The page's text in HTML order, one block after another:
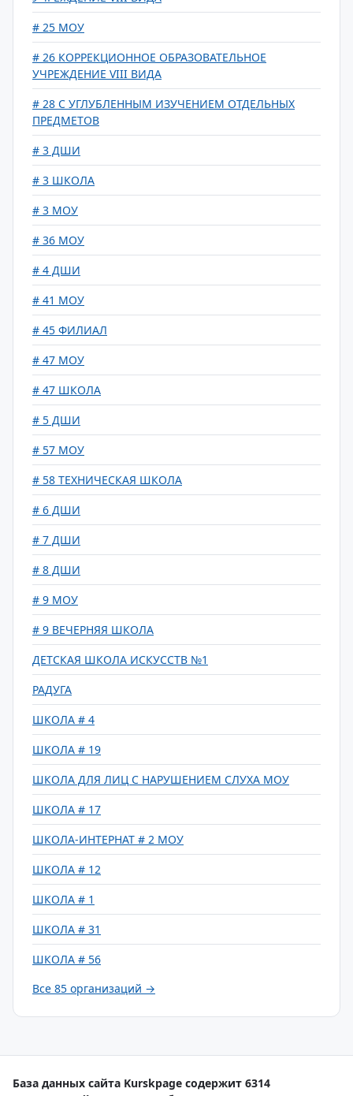
# 25 МОУ
# 26 КОРРЕКЦИОННОЕ ОБРАЗОВАТЕЛЬНОЕ
УЧРЕЖДЕНИЕ VIII ВИДА
# 28 С УГЛУБЛЕННЫМ ИЗУЧЕНИЕМ ОТДЕЛЬНЫХ
ПРЕДМЕТОВ
# 3 ДШИ
# 3 ШКОЛА
# 3 МОУ
# 36 МОУ
# 4 ДШИ
# 41 МОУ
# 45 ФИЛИАЛ
# 47 МОУ
# 47 ШКОЛА
# 5 ДШИ
# 57 МОУ
# 58 ТЕХНИЧЕСКАЯ ШКОЛА
# 6 ДШИ
# 7 ДШИ
# 8 ДШИ
# 9 МОУ
# 9 ВЕЧЕРНЯЯ ШКОЛА
ДЕТСКАЯ ШКОЛА ИСКУССТВ №1
РАДУГА
ШКОЛА # 4
ШКОЛА # 19
ШКОЛА ДЛЯ ЛИЦ С НАРУШЕНИЕМ СЛУХА МОУ
ШКОЛА # 17
ШКОЛА-ИНТЕРНАТ # 2 МОУ
ШКОЛА # 12
ШКОЛА # 1
ШКОЛА # 31
ШКОЛА # 56
Все 85 организаций →
База данных сайта Kurskpage содержит 6314